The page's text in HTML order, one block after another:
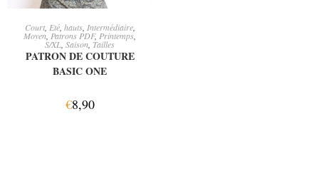
AJOUTER AU PANIER
Court, Eté, hauts, Intermédiaire,
Moyen Patrons PDF, Printemps
S/XL Saison Tailles
PATRON DE COUTURE
BASIC ONE
€8,90